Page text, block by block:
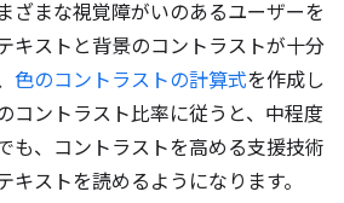
ざまな視覚障がいのあるユーザーを
キストと背景のコントラストが十分
色のコントラストの計算式を作成し
コントラスト比率に従うと、中程度
も、コントラストを高める支援技術
キストを読めるようになります。